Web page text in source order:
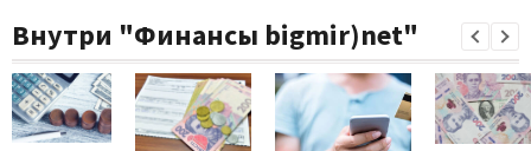
Внутри "Финансы bigmir)net"